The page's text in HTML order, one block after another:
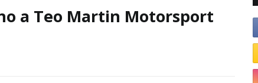
a Teo Martin Motorsport